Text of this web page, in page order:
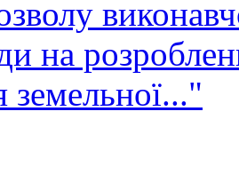
на
земельної..."